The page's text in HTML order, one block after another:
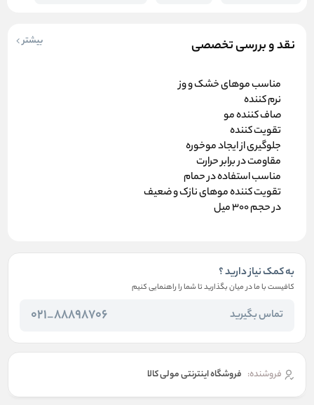
نقد و بررسی تخصصی بیشتر
مناسب موهای خشک و وز
نرم کننده
صاف کننده مو
تقویت کننده
جلوگیری از ایجاد موخوره
مقاومت در برابر حرارت
مناسب استفاده در حمام
تقویت کننده موهای نازک و ضعیف
در حجم 300 میل
به کمک نیاز دارید ؟
کافیست با ما در میان بگذارید تا شما را راهنمایی کنیم
تماس بگیرید 88898706_021
فروشنده: فروشگاه اینترنتی مولی کالا